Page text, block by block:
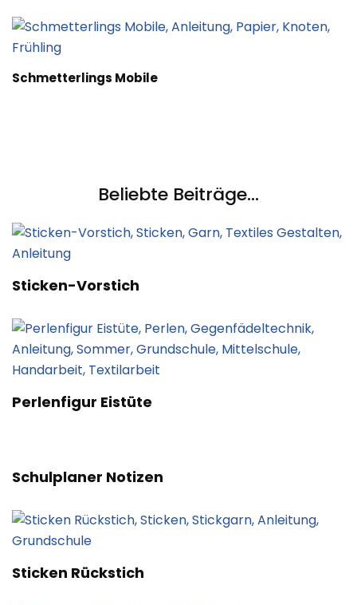
Schmetterlings Mobile
Beliebte Beiträge...
Sticken-Vorstich
Perlenfigur Eistüte
Schulplaner Notizen
Sticken Rückstich